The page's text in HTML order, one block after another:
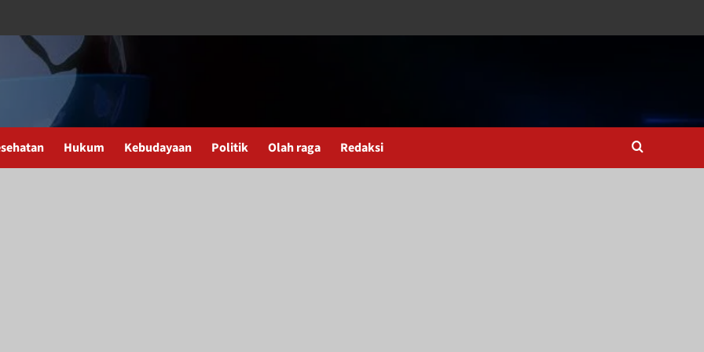
Hukum Kebudayaan Politik Olah raga Redaksi